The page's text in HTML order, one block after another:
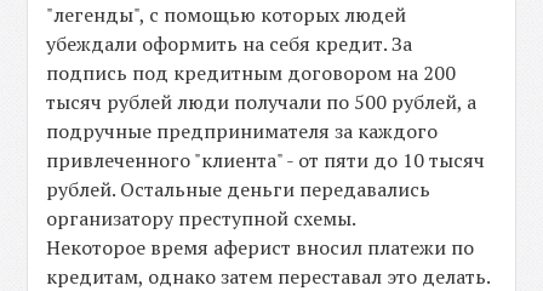
"легенды", с помощью которых людей
убеждали оформить на себя кредит. За
подпись под кредитным договором на 200
тысяч рублей люди получали по 500 рублей, а
подручные предпринимателя за каждого
привлеченного "клиента" - от пяти до 10 тысяч
рублей. Остальные деньги передавались
организатору преступной схемы.
Некоторое время аферист вносил платежи по
кредитам, однако затем переставал это делать.